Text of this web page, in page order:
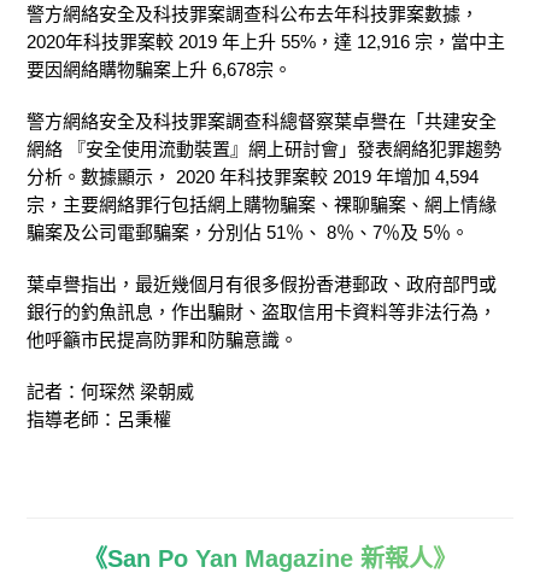
警方網絡安全及科技罪案調查科公布去年科技罪案數據，
2020年科技罪案較 2019 年上升 55%，達 12,916 宗，當中主
要因網絡購物騙案上升 6,678宗。
警方網絡安全及科技罪案調查科總督察葉卓譽在「共建安全
網絡 『安全使用流動裝置』網上研討會」發表網絡犯罪趨勢
分析。數據顯示， 2020 年科技罪案較 2019 年增加 4,594
宗，主要網絡罪行包括網上購物騙案、祼聊騙案、網上情緣
騙案及公司電郵騙案，分別佔 51％、 8％、7％及 5％。
葉卓譽指出，最近幾個月有很多假扮香港郵政、政府部門或
銀行的釣魚訊息，作出騙財、盗取信用卡資料等非法行為，
他呼籲市民提高防罪和防騙意識。
記者：何琛然 梁朝威
指導老師：呂秉權
《San Po Yan Magazine 新報人》